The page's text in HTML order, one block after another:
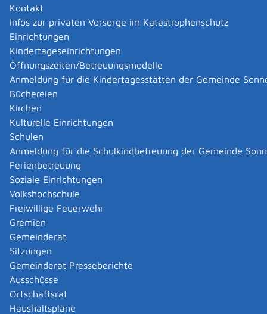
Kontakt
Infos zur privaten Vorsorge im Katastrophenschutz
Einrichtungen
Kindertageseinrichtungen
Öffnungszeiten/Betreuungsmodelle
Anmeldung für die Kindertagesstätten der Gemeinde
Büchereien
Kirchen
Kulturelle Einrichtungen
Schulen
Anmeldung für die Schulkindbetreuung der Gemeinde
Ferienbetreuung
Soziale Einrichtungen
Volkshochschule
Freiwillige Feuerwehr
Gremien
Gemeinderat
Sitzungen
Gemeinderat Presseberichte
Ausschüsse
Ortschaftsrat
Haushaltspläne
Der oder die Verstorbene wird in einem Sarg
beziehungsweise Tuch in der Regel in einem Reihen-
oder Wahlgrab auf dem Friedhof beigesetzt.
Grundsätzlich dürfen für die Erdbestattung nur
Holzsärge verwendet werden. Auch andere, dem Holz
gleichwertige Materialien, die eine würdige und
pietätvolle Gestaltung der Särge gewährleisten und die
Funktionen des Holzsargs gleichwertig erfüllen, können
von der Gemeinde zugelassen sein.
Die Lage und Größe des Grabes, die Ruhezeit, die
Gebühren und weitere Details, zum Beispiel zur
Grabpflege, stehen in der Satzung der jeweiligen
Friedhofsverwaltung.
Für Ort, Art und Durchführung der Bestattung ist der
Wille des Verstorbenen maßgebend, soweit gesetzliche
Bestimmungen oder zwingende öffentliche Belange
nicht entgegenstehen. Ist der Wille des Verstorbenen
nicht zu ermitteln, entscheidet der für die Bestattung
verantwortliche Angehörige.
Für Verstorbene ohne Hinterbliebene wird eine
ortsübliche Bestattung durch die Gemeinde veranlasst.